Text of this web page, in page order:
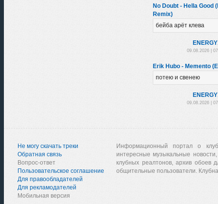
No Doubt - Hella Good
Remix)
бейба арёт клева
09.08.2026 |
Erik Hubo - Memento
потею и свенею
09.08.2026 |
Не могу скачать треки
Обратная связь
Вопрос-ответ
Пользовательское соглашение
Для правообладателей
Для рекламодателей
Мобильная версия
Информационный портал о
интересные музыкальные
клубных реалтонов, архив обоев
общительные пользователи.